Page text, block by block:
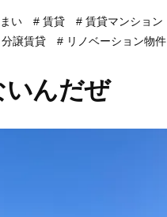
い 賃貸 賃貸マンション
分譲賃貸
リノベーション物件
いんだぜ